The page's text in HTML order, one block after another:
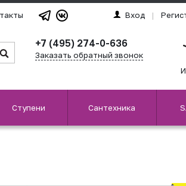
Вход |
+7 (495) 274-0-636
Заказать обратный звонок
Ступени Сантехника